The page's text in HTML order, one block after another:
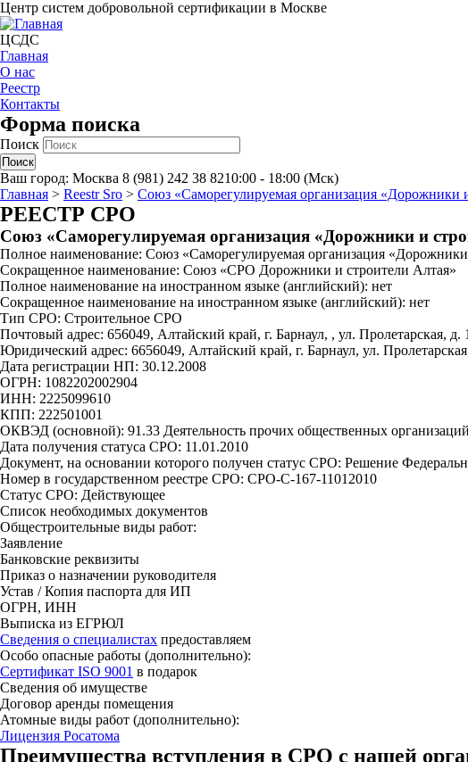
Центр систем добровольной сертификации в Москве
ЦСДС
Главная
О нас
Реестр
Контакты
Форма поиска
Поиск
Ваш город: Москва 8 (981) 242 38 8210:00 - 18:00 (Мск)
Главная > Reestr Sro > Союз «Саморегулируемая организация «Дорожники
РЕЕСТР СРО
Союз «Саморегулируемая организация «Дорожники и
Полное наименование: Союз «Саморегулируемая организация
Сокращенное наименование: Союз «СРО Дорожники и строители Алтая»
Полное наименование на иностранном языке (английский): нет
Сокращенное наименование на иностранном языке (английский): нет
Тип СРО: Строительное СРО
Почтовый адрес: 656049, Алтайский край, г. Барнаул, , ул. Пролетарская,
Юридический адрес: 6656049, Алтайский край, г. Барнаул, ул.
Дата регистрации НП: 30.12.2008
ОГРН: 1082202002904
ИНН: 2225099610
КПП: 222501001
ОКВЭД (основной): 91.33 Деятельность прочих общественных
Дата получения статуса СРО: 11.01.2010
Документ, на основании которого получен статус СРО: Решение
Номер в государственном реестре СРО: СРО-С-167-11012010
Статус СРО: Действующее
Список необходимых документов
Общестроительные виды работ:
Заявление
Банковские реквизиты
Приказ о назначении руководителя
Устав / Копия паспорта для ИП
ОГРН, ИНН
Выписка из ЕГРЮЛ
Сведения о специалистах предоставляем
Особо опасные работы (дополнительно):
Сертификат ISO 9001 в подарок
Сведения об имуществе
Договор аренды помещения
Атомные виды работ (дополнительно):
Лицензия Росатома
Преимущества вступления в СРО с нашей